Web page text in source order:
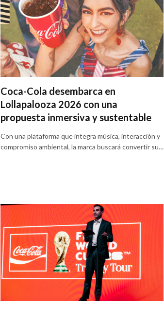
Coca-Cola desembarca en
Lollapalooza 2026 con una
propuesta inmersiva y sustentable
Con una plataforma que integra música, interacción y
compromiso ambiental, la marca buscará convertir su…